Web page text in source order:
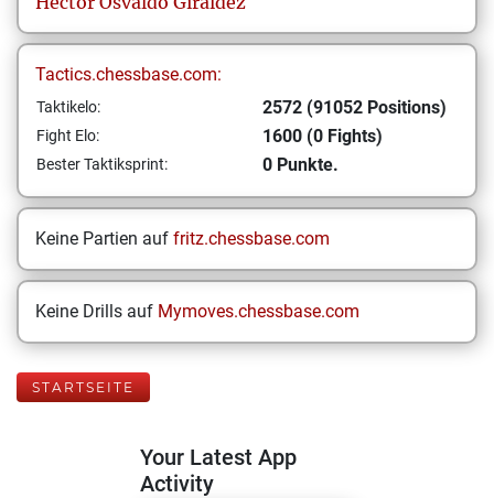
Tactics.chessbase.com:
Taktikelo: 2572 (91052 Positions)
Fight Elo: 1600 (0 Fights)
Bester Taktiksprint: 0 Punkte.
Keine Partien auf fritz.chessbase.com
Keine Drills auf Mymoves.chessbase.com
STARTSEITE
Your Latest App
Activity